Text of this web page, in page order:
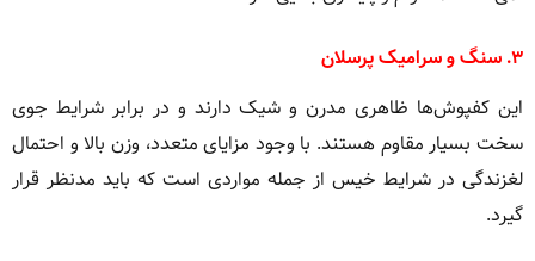
۳. سنگ و سرامیک پرسلان
این کفپوش‌ها ظاهری مدرن و شیک دارند و در برابر شرایط جوی
سخت بسیار مقاوم هستند. با وجود مزایای متعدد، وزن بالا و احتمال
لغزندگی در شرایط خیس از جمله مواردی است که باید مدنظر قرار
گیرد.